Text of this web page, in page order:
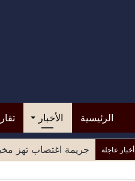
الرئيسية الأخبار
أخبار عاجلة جريمة اغتصاب تهز